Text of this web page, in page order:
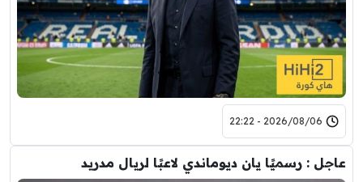
2026/08/06 - 22:22
عاجل : رسميًا يان ديوماندي لاعبًا لريال مدريد